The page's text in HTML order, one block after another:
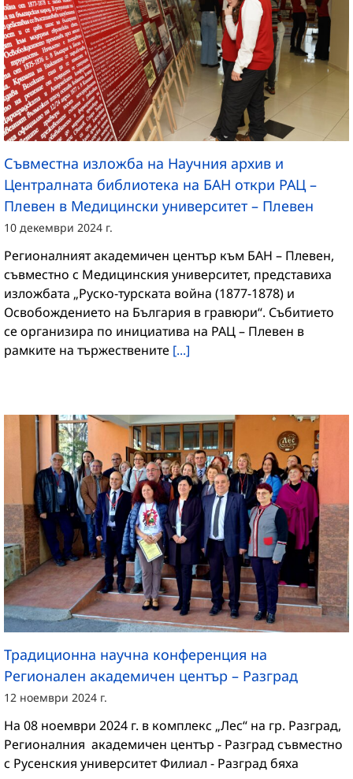
Съвместна изложба на Научния архив и
Централната библиотека на БАН откри РАЦ –
Плевен в Медицински университет – Плевен
10 декември 2024 г.
Регионалният академичен център към БАН – Плевен,
съвместно с Медицинския университет, представиха
изложбата „Руско-турската война (1877-1878) и
Освобождението на България в гравюри“. Събитието
се организира по инициатива на РАЦ – Плевен в
рамките на тържествените [...]
Традиционна научна конференция на
Регионален академичен център – Разград
12 ноември 2024 г.
На 08 ноември 2024 г. в комплекс „Лес“ на гр. Разград,
Регионалния академичен център - Разград съвместно
с Русенския университет Филиал - Разград бяха